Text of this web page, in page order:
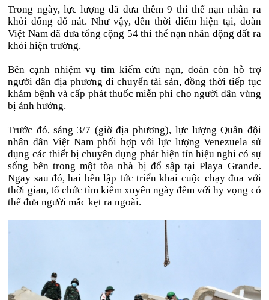
Trong ngày, lực lượng đã đưa thêm 9 thi thể nạn nhân ra
khỏi đống đổ nát. Như vậy, đến thời điểm hiện tại, đoàn
Việt Nam đã đưa tổng cộng 54 thi thể nạn nhân động đất ra
khỏi hiện trường.
Bên cạnh nhiệm vụ tìm kiếm cứu nạn, đoàn còn hỗ trợ
người dân địa phương di chuyển tài sản, đồng thời tiếp tục
khám bệnh và cấp phát thuốc miễn phí cho người dân vùng
bị ảnh hưởng.
Trước đó, sáng 3/7 (giờ địa phương), lực lượng Quân đội
nhân dân Việt Nam phối hợp với lực lượng Venezuela sử
dụng các thiết bị chuyên dụng phát hiện tín hiệu nghi có sự
sống bên trong một tòa nhà bị đổ sập tại Playa Grande.
Ngay sau đó, hai bên lập tức triển khai cuộc chạy đua với
thời gian, tổ chức tìm kiếm xuyên ngày đêm với hy vọng có
thể đưa người mắc kẹt ra ngoài.